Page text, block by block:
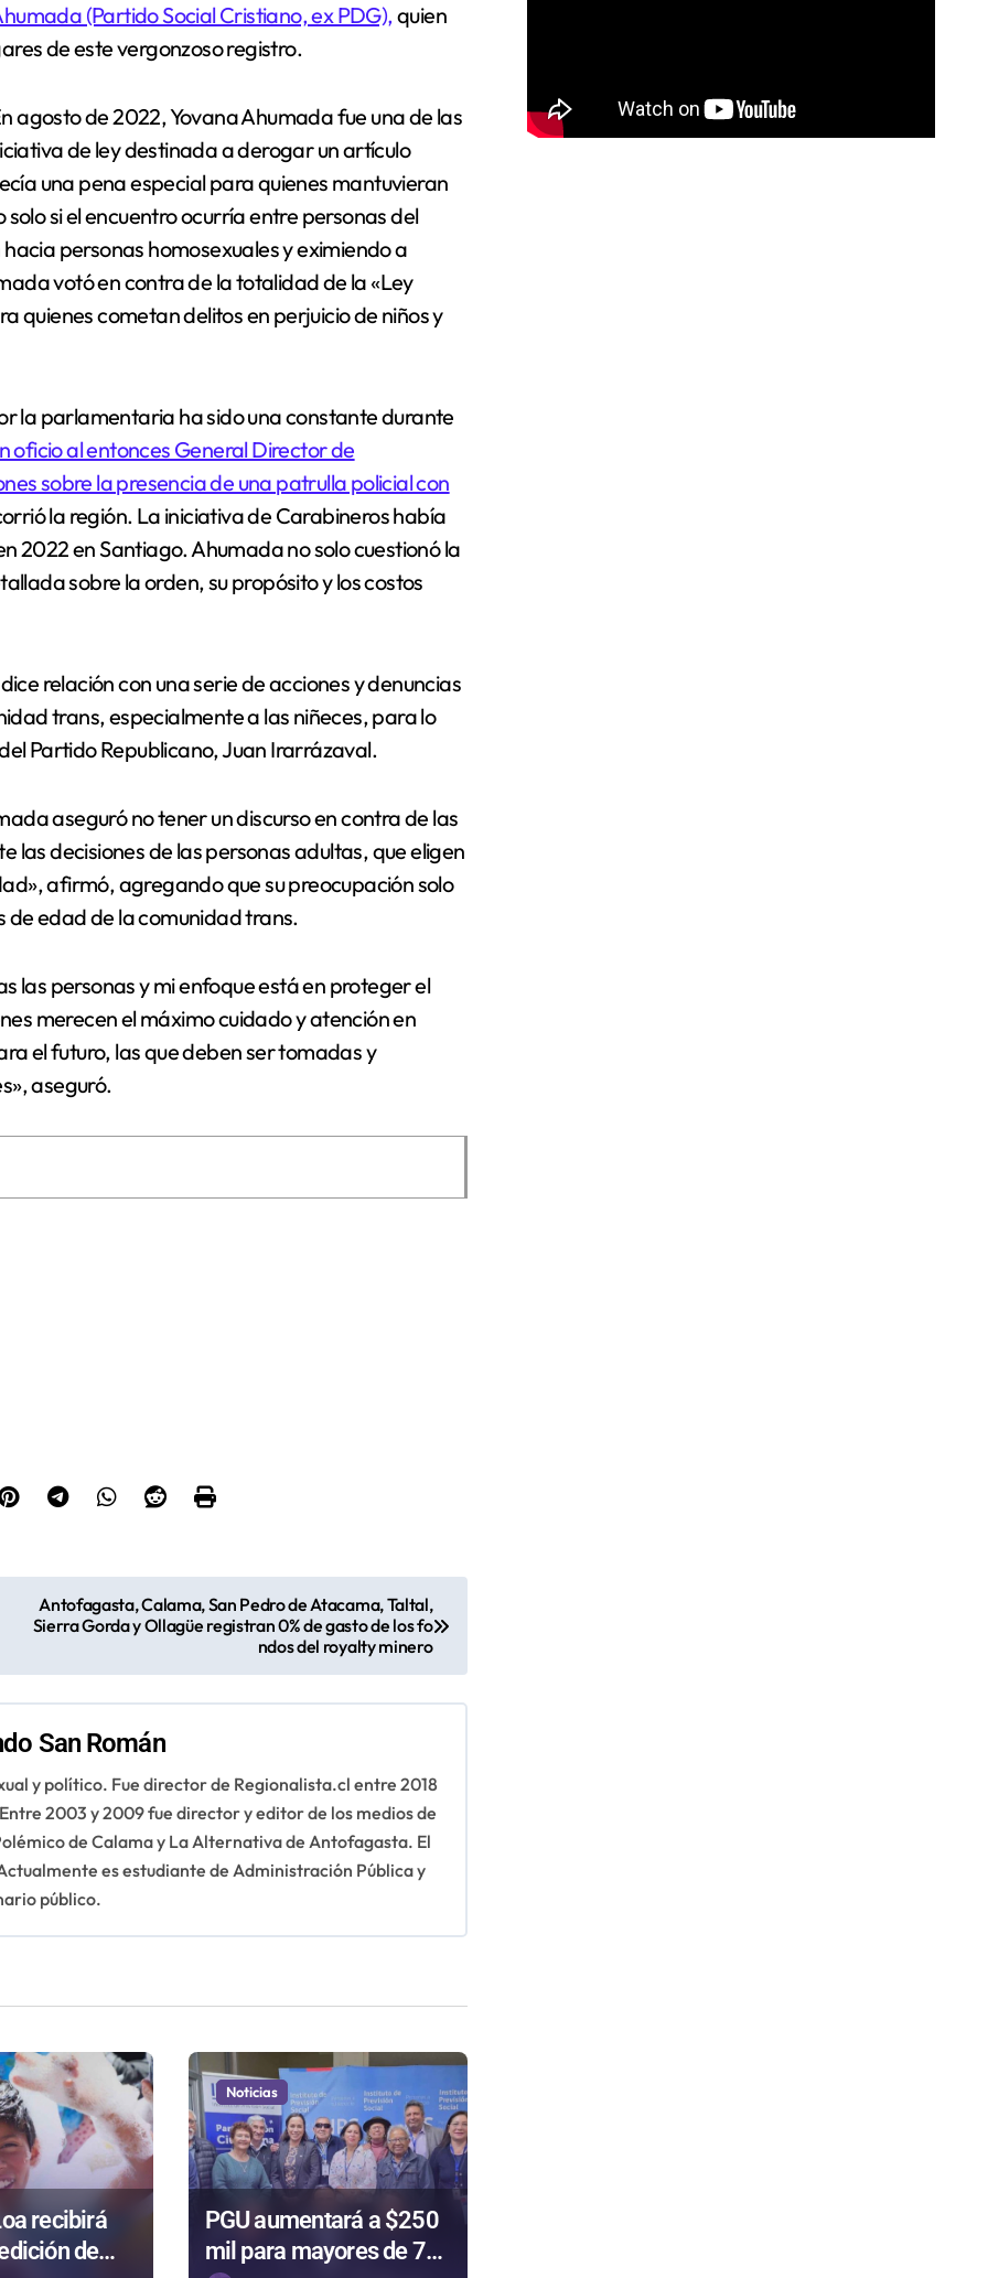
(Partido Social Cristiano, ex PDG),quien
de este vergonzoso registro.
agosto de 2022, Yovana Ahumada fue una de las
de ley destinada a derogar un artículo
una pena especial para quienes mantuvieran
si el encuentro ocurría entre personas del
personas homosexuales y eximiendo a
votó en contra de la totalidad de la «Ley
quienes cometan delitos en perjuicio de niños y
la parlamentaria ha sido una constante durante
oficio al entonces General Director de
sobre la presencia de una patrulla policial con
la región. La iniciativa de Carabineros había
2022 en Santiago. Ahumada no solo cuestionó la
sobre la orden, su propósito y los costos
relación con una serie de acciones y denuncias
trans, especialmente a las niñeces, para lo
Partido Republicano, Juan Irarrázaval.
aseguró no tener un discurso en contra de las
decisiones de las personas adultas, que eligen
afirmó, agregando que su preocupación solo
de edad de la comunidad trans.
las personas y mi enfoque está en proteger el
merecen el máximo cuidado y atención en
el futuro, las que deben ser tomadas y
aseguró.
Antofagasta, Calama, San Pedro de Atacama, Taltal,
Sierra Gorda y Ollagüe registran 0% de gasto de los fo
ndos del royalty minero
San Román
y político. Fue director de Regionalista.cl entre 2018
2003 y 2009 fue director y editor de los medios de
de Calama y La Alternativa de Antofagasta. El
es estudiante de Administración Pública y
público.
recibirá
de
Noticias
PGU aumentará a $250
mil para mayores de 75